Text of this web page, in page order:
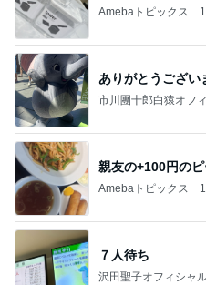
Amebaトピックス
ありがとうござい
市川團十郎白猿オフ
親友の+100円の
Amebaトピックス
７人待ち
沢田聖子オフィシャ